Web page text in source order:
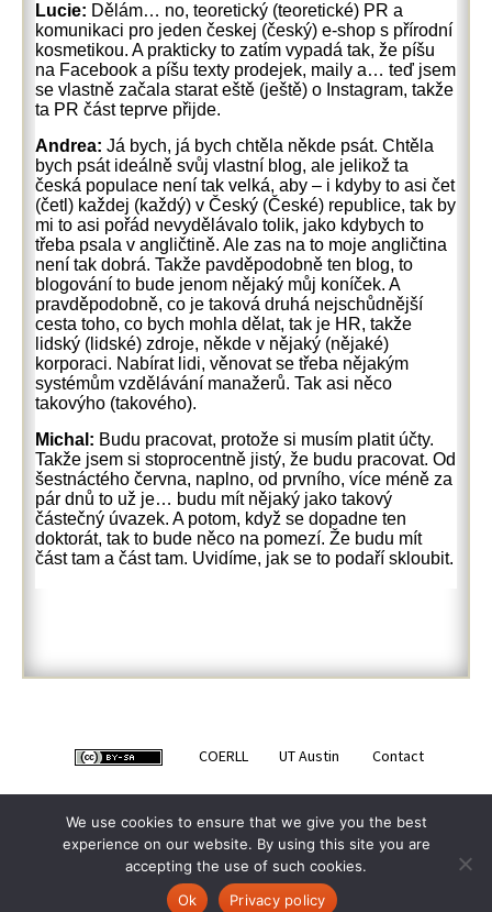
Lucie: Dělám… no, teoretický (teoretické) PR a
komunikaci pro jeden českej (český) e-shop s přírodní
kosmetikou. A prakticky to zatím vypadá tak, že píšu
na Facebook a píšu texty prodejek, maily a… teď jsem
se vlastně začala starat eště (ještě) o Instagram, takže
ta PR část teprve přijde.
Andrea:Já bych, já bych chtěla někde psát. Chtěla
bych psát ideálně svůj vlastní blog, ale jelikož ta
česká populace není tak velká, aby – i kdyby to asi čet
(četl) každej (každý) v Český (České) republice, tak by
mi to asi pořád nevydělávalo tolik, jako kdybych to
třeba psala v angličtině. Ale zas na to moje angličtina
není tak dobrá. Takže pavděpodobně ten blog, to
blogování to bude jenom nějaký můj koníček. A
pravděpodobně, co je taková druhá nejschůdnější
cesta toho, co bych mohla dělat, tak je HR, takže
lidský (lidské) zdroje, někde v nějaký (nějaké)
korporaci. Nabírat lidi, věnovat se třeba nějakým
systémům vzdělávání manažerů. Tak asi něco
takovýho (takového).
Michal: Budu pracovat, protože si musím platit účty.
Takže jsem si stoprocentně jistý, že budu pracovat. Od
šestnáctého června, naplno, od prvního, více méně za
pár dnů to už je… budu mít nějaký jako takový
částečný úvazek. A potom, když se dopadne ten
doktorát, tak to bude něco na pomezí. Že budu mít
část tam a část tam. Uvidíme, jak se to podaří skloubit.
COERLL UT Austin Contact
We use cookies to ensure that we give you the best
experience on our website. By using this site you are
accepting the use of such cookies.
Ok
Privacy policy